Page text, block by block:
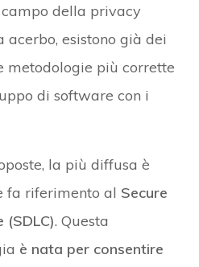
della privacy
acerbo, esistono già dei
metodologie più corrette
di software con i
la più diffusa è
fa riferimento al Secure
. Questa
è nata per consentire